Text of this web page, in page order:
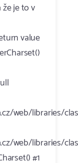
je to v
value
web/libraries/
web/libraries/
#1